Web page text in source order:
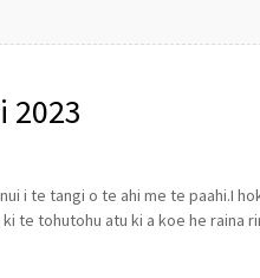
2023
i te tangi o te ahi me te paahi.I
te tohutohu atu ki a koe he raina